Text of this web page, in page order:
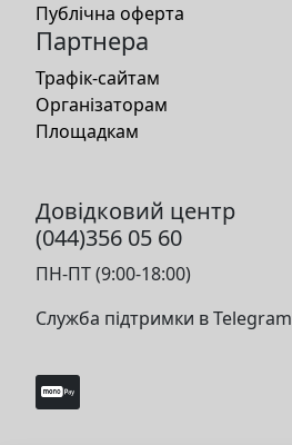
Публічна оферта
Партнера
Трафік-сайтам
Організаторам
Площадкам
Довідковий центр
(044)356 05 60
ПН-ПТ (9:00-18:00)
Служба підтримки в Telegram